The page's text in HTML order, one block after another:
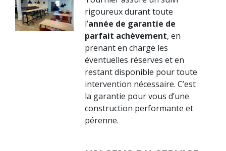
rigoureux durant toute
l’année de garantie de
parfait achèvement, en
prenant en charge les
éventuelles réserves et en
restant disponible pour toute
intervention nécessaire. C’est
la garantie pour vous d’une
construction performante et
pérenne.